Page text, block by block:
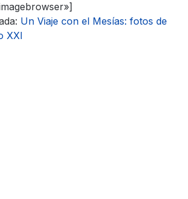
Un Viaje con el Mesías: fotos de
XXI